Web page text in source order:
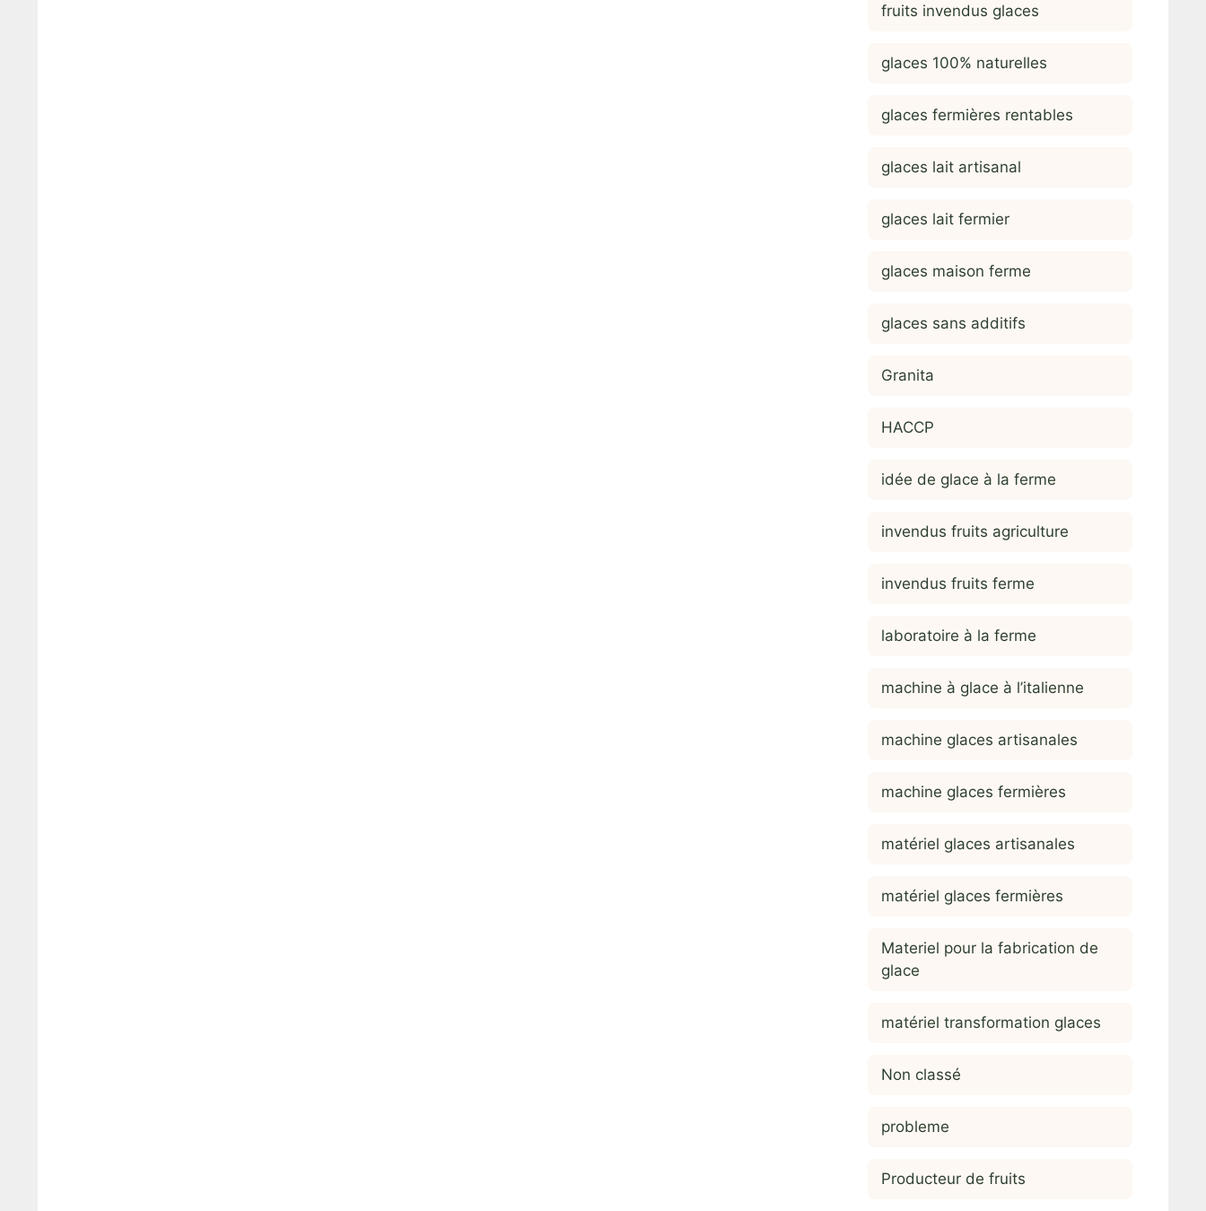
fruits invendus glaces
glaces 100% naturelles
glaces fermières rentables
glaces lait artisanal
glaces lait fermier
glaces maison ferme
glaces sans additifs
Granita
HACCP
idée de glace à la ferme
invendus fruits agriculture
invendus fruits ferme
laboratoire à la ferme
machine à glace à l’italienne
machine glaces artisanales
machine glaces fermières
matériel glaces artisanales
matériel glaces fermières
Materiel pour la fabrication de
glace
matériel transformation glaces
Non classé
probleme
Producteur de fruits